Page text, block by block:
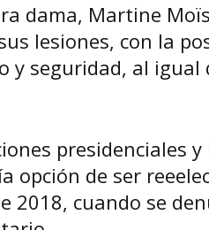
dama, Martine
lesiones, con la
seguridad, al igual
presidenciales
opción de ser
2018, cuando se